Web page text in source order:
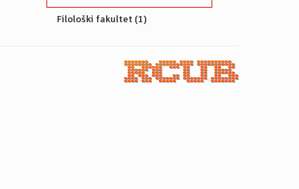
Filološki fakultet (1)